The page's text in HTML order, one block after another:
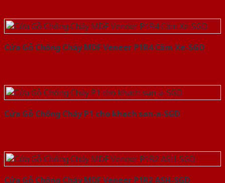
Cửa Gỗ Chống Cháy MDF Veneer P1R4 Căm Xe-SGD
Cửa Gỗ Chống Cháy P1 cho khach san-a-SGD
Cửa Gỗ Chống Cháy MDF Veneer P1R2 ASH-SGD